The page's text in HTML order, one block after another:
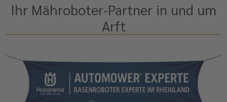
Ihr Mähroboter-Partner in und um
Arft